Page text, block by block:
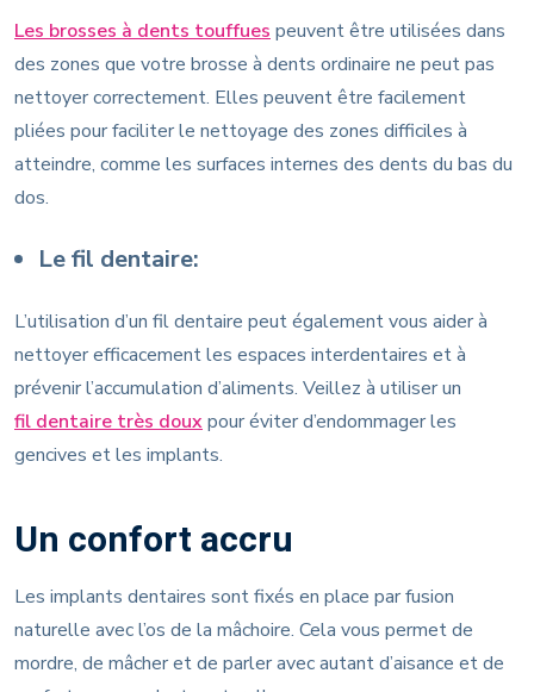
Les brosses à dents touffues peuvent être utilisées dans
des zones que votre brosse à dents ordinaire ne peut pas
nettoyer correctement. Elles peuvent être facilement
pliées pour faciliter le nettoyage des zones difficiles à
atteindre, comme les surfaces internes des dents du bas du
dos.
Le fil dentaire:
L’utilisation d’un fil dentaire peut également vous aider à
nettoyer efficacement les espaces interdentaires et à
prévenir l’accumulation d’aliments. Veillez à utiliser un
fil dentaire très douxpour éviter d’endommager les
gencives et les implants.
Un confort accru
Les implants dentaires sont fixés en place par fusion
naturelle avec l’os de la mâchoire. Cela vous permet de
mordre, de mâcher et de parler avec autant d’aisance et de